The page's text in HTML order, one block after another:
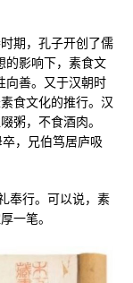
期，孔子开创了儒
的影响下，素食文
向善。又于汉朝时
食文化的推行。汉
粥，不食酒肉。
，兄伯笃居庐吸
奉行。可以说，素
一笔。